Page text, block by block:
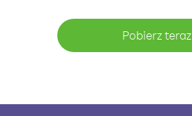
Pobierz teraz